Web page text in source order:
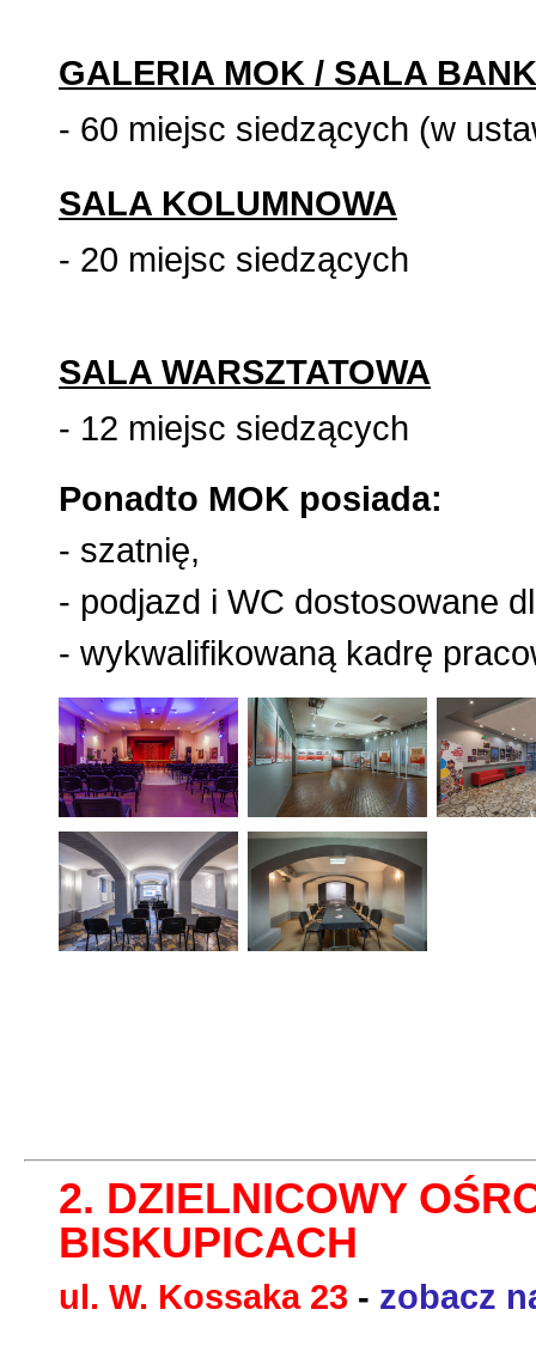
GALERIA MOK / SALA
- 60 miejsc siedzących (w
SALA KOLUMNOWA
- 20 miejsc siedzących
SALA WARSZTATOWA
- 12 miejsc siedzących
Ponadto MOK posiada:
- szatnię,
- podjazd i WC dostosowane
- wykwalifikowaną kadrę
2. DZIELNICOWY
BISKUPICACH
ul. W. Kossaka 23 - zobacz